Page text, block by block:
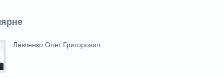
Левченко Олег Григорович